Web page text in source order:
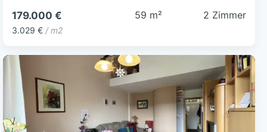
179.000 €
3.029 € / m2
59 m² 2 Zimmer